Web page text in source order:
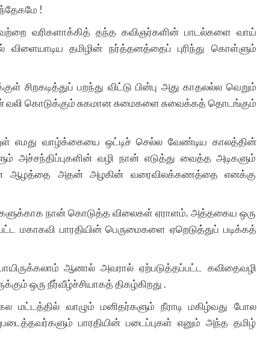
!
வரிகளாக்கித் தந்த கவிஞர்களின் பாடல்களை வாய்
தமிழின் நர்த்தனத்தைப் புரிந்து கொள்ளும்
பறந்து விட்டு பின்பு அது காதலல்ல வெறும்
கொடுக்கும் சுகமான சுமைகளை சுவைக்கத் தொடங்கும்
எமது வாழ்க்கையை ஒட்டிச் செல்ல வேண்டிய காலத்தின்
அச்சந்திப்புகளின் வழி நான் எடுத்து வைத்த அடிகளும்
ஆழத்தை அதன் அழகின் வரைவிலக்கணத்தை எனக்கு
நான் கொடுத்த விலைகள் ஏராளம். அத்தகைய ஒரு
மகாகவி பாரதியின் பெருமைகளை ஏறெடுத்துப் படிக்கத்
ஆனால் அவரால் ஏற்படுத்தப்பட்ட கவிதைவழி
ஒரு நீர்வீழ்ச்சியாகத் திகழ்கிறது .
மட்டத்தில் வாழும் மனிதர்களும் நீராடி மகிழ்வது போல
பாரதியின் படைப்புகள் எனும் அந்த தமிழ்